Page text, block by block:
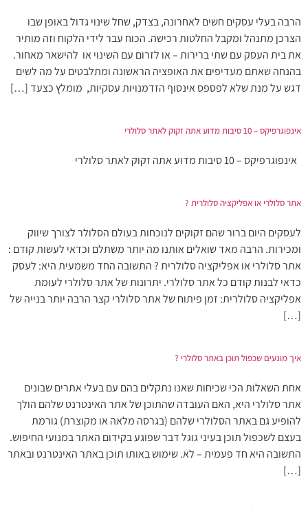
הרבה בעלי עסקים חשים לאחרונה, בצדק, שחל שינוי גדול באופן שבו
הצרכן מתנהל ומקבל החלטות רכישה. הכוח עבר לידי הלקוח וזה מותיר
את בית העסק עם שתי ברירות – או לזרום עם השינוי או להישאר מאחור.
בהנחה שאתם מעדיפים את האופציה הראשונה ומתלבטים על מה לשים
דגש על מנת שלא לפספס אינסוף הזדמנויות עסקיות, מומלץ כצעד […]
אינפוגרפיקס – 10 סיבות מדוע אתה זקוק לאתר סלולרי
אינפוגרפיקס – 10 סיבות מדוע אתה זקוק לאתר סלולרי
אתר סלולרי או אפליקציה סלולרית ?
לעסקים היום ברור שהם זקוקים לנוכחות בעולם הסלולר לצורך שיווק
ומכירות. הרבה מאד שואלים אותנו מה יותר משתלם וכדאי לעשות קודם :
אתר סלולרי או אפליקציה סלולרית ? התשובה החד משמעית היא: לעסק
כדאי לבנות קודם כל אתר סלולרי. יתרונות של אתר סלולרי לעומת
אפליקציה סלולרית: זמן פיתוח של אתר סלולרי קצר הרבה יותר בנייה של
[…]
איך מונעים שכפול תוכן באתר סלולרי ?
אחת השאלות הכי שכיחות שאנו נתקלים בהם עם בעלי אתרים שבונים
אתר סלולרי היא, האם העובדה שהתוכן של אתר האינטרנט שלהם הולך
להופיע גם באתר הסלולרי שלהם (בגרסה מלאה או מקוצרת) גורמת
בעצם לשכפול תוכן בעיני גוגל דבר שפוגע בקידום האתר במנועי החיפוש.
התשובה היא חד פעמית – לא. שימוש באותו תוכן באתר האינטרנט ובאתר
[…]